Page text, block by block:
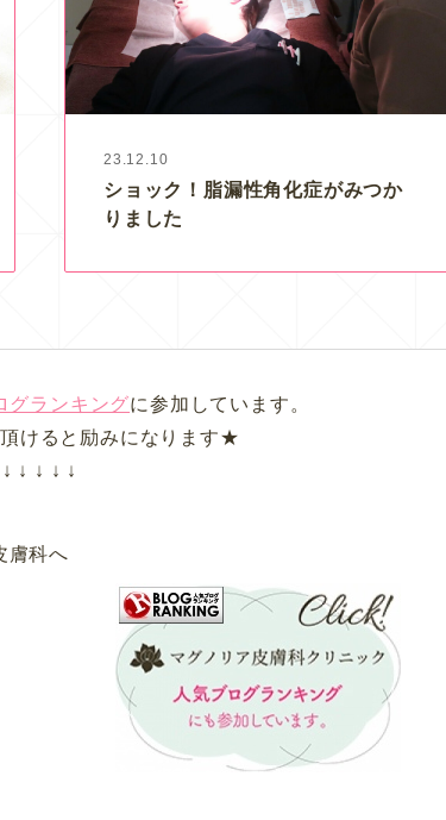
23.12.10
ショック！脂漏性角化症がみつか
りました
グランキングに参加しています。
けると励みになります★
↓ ↓ ↓ ↓ ↓